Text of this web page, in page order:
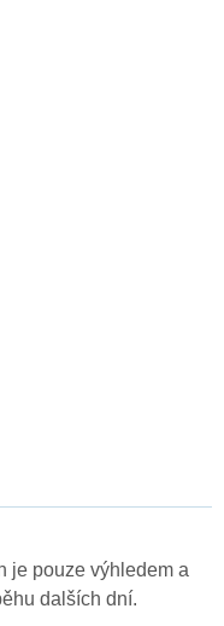
je pouze výhledem a
dalších dní.